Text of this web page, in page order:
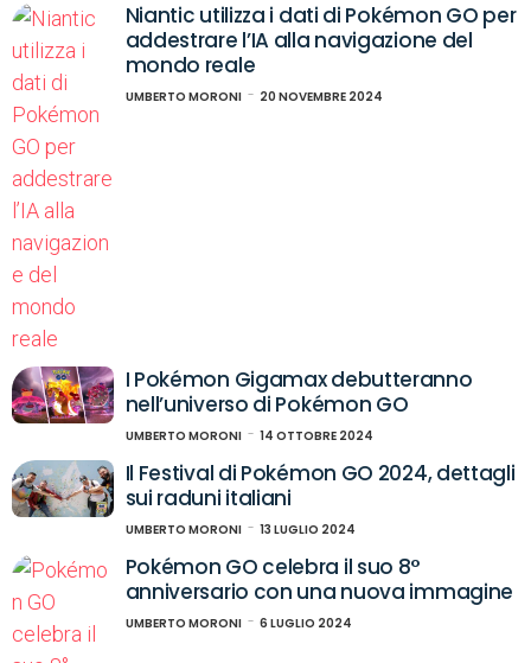
Niantic utilizza i dati di Pokémon GO per
addestrare l’IA alla navigazione del
mondo reale
UMBERTO MORONI 20 NOVEMBRE 2024
I Pokémon Gigamax debutteranno
nell’universo di Pokémon GO
UMBERTO MORONI 14 OTTOBRE 2024
Il Festival di Pokémon GO 2024, dettagli
sui raduni italiani
UMBERTO MORONI 13 LUGLIO 2024
Pokémon GO celebra il suo 8°
anniversario con una nuova immagine
UMBERTO MORONI 6 LUGLIO 2024